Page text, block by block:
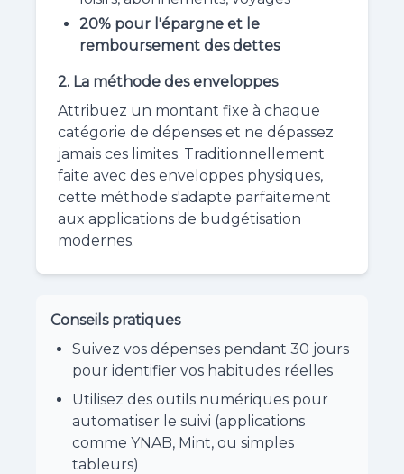
20% pour l'épargne et le
remboursement des dettes
2. La méthode des enveloppes
Attribuez un montant fixe à chaque
catégorie de dépenses et ne dépassez
jamais ces limites. Traditionnellement
faite avec des enveloppes physiques,
cette méthode s'adapte parfaitement
aux applications de budgétisation
modernes.
Conseils pratiques
Suivez vos dépenses pendant 30 jours
pour identifier vos habitudes réelles
Utilisez des outils numériques pour
automatiser le suivi (applications
comme YNAB, Mint, ou simples
tableurs)